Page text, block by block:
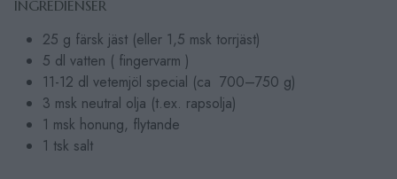
INGREDIENSER
25 g färsk jäst (eller 1,5 msk torrjäst)
5 dl vatten ( fingervarm )
11-12 dl vetemjöl special (ca 700–750 g)
3 msk neutral olja (t.ex. rapsolja)
1 msk honung, flytande
1 tsk salt